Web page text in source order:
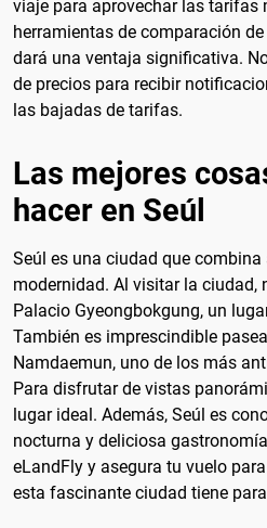
viaje para aprovechar las tarifas
herramientas de comparación
dará una ventaja significativa.
de precios para recibir
las bajadas de tarifas.
Las mejores
hacer en Seúl
Seúl es una ciudad que
modernidad. Al visitar la ciudad,
Palacio Gyeongbokgung, un
También es imprescindible
Namdaemun, uno de los más
Para disfrutar de vistas
lugar ideal. Además, Seúl es
nocturna y deliciosa
eLandFly y asegura tu vuelo
esta fascinante ciudad tiene